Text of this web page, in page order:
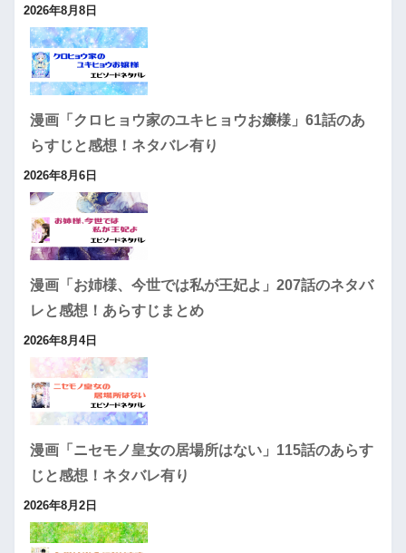
2026年8月8日
漫画「クロヒョウ家のユキヒョウお嬢様」61話のあ
らすじと感想！ネタバレ有り
2026年8月6日
漫画「お姉様、今世では私が王妃よ」207話のネタバ
レと感想！あらすじまとめ
2026年8月4日
漫画「ニセモノ皇女の居場所はない」115話のあらす
じと感想！ネタバレ有り
2026年8月2日